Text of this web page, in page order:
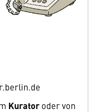
Kurator oder von